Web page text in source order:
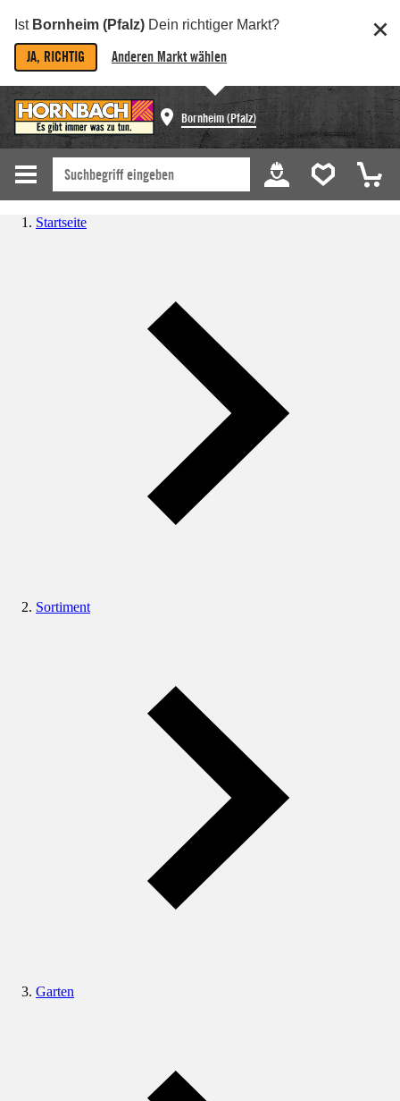
Ist Bornheim (Pfalz) Dein richtiger Markt?
JA, RICHTIG Anderen Markt wählen
Bornheim (Pfalz)
Startseite
Sortiment
Garten